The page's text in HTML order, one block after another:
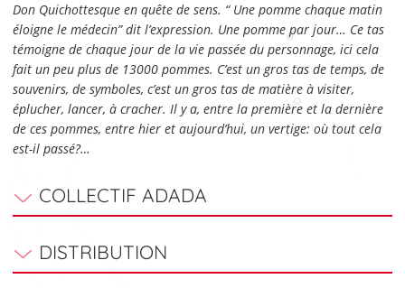
Don Quichottesque en quête de sens. “ Une pomme chaque matin
éloigne le médecin” dit l’expression. Une pomme par jour… Ce tas
témoigne de chaque jour de la vie passée du personnage, ici cela
fait un peu plus de 13000 pommes. C’est un gros tas de temps, de
souvenirs, de symboles, c’est un gros tas de matière à visiter,
éplucher, lancer, à cracher. Il y a, entre la première et la dernière
de ces pommes, entre hier et aujourd’hui, un vertige: où tout cela
est-il passé?…
COLLECTIF ADADA
DISTRIBUTION